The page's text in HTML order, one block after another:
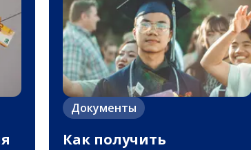
Документы
Как получить